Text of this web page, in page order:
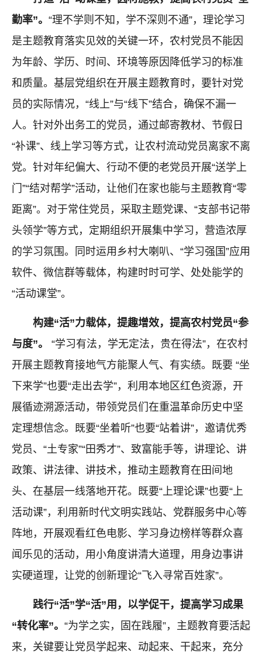
勤率”。 “理不学则不知，学不深则不通”，理论学习
是主题教育落实见效的关键一环，农村党员不能因
为年龄、学历、时间、环境等原因降低学习的标准
和质量。基层党组织在开展主题教育时，要针对党
员的实际情况，“线上”与“线下”结合，确保不漏一
人。针对外出务工的党员，通过邮寄教材、节假日
“补课”、线上学习等方式，让农村流动党员离家不离
党。针对年纪偏大、行动不便的老党员开展“送学上
门”“结对帮学”活动，让他们在家也能与主题教育“零
距离”。对于常住党员，采取主题党课、“支部书记带
头领学”等方式，定期组织开展集中学习，营造浓厚
的学习氛围。同时运用乡村大喇叭、“学习强国”应用
软件、微信群等载体，构建时时可学、处处能学的
“活动课堂”。
构建“活”力载体，提趣增效，提高农村党员“参
与度”。 “学习有法，学无定法，贵在得法”，在农村
开展主题教育接地气方能聚人气、有实绩。既要 “坐
下来学”也要“走出去学”，利用本地区红色资源，开
展循迹溯源活动，带领党员们在重温革命历史中坚
定理想信念。既要“坐着听”也要“站着讲”，邀请优秀
党员、“土专家”“田秀才”、致富能手等，讲理论、讲
政策、讲法律、讲技术，推动主题教育在田间地
头、在基层一线落地开花。既要“上理论课”也要“上
活动课”，利用新时代文明实践站、党群服务中心等
阵地，开展观看红色电影、学习身边榜样等群众喜
闻乐见的活动，用小角度讲清大道理，用身边事讲
实硬道理，让党的创新理论“飞入寻常百姓家”。
践行“活”学“活”用，以学促干，提高学习成果
“转化率”。 “为学之实，固在践履”，主题教育要活起
来，关键要让党员学起来、动起来、干起来，充分